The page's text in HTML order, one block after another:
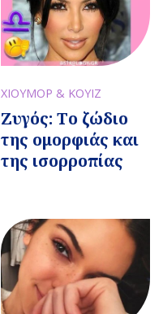
ΧΙΟΥΜΟΡ & ΚΟΥΙΖ
Ζυγός: Tο ζώδιο
της ομορφιάς και
της ισορροπίας